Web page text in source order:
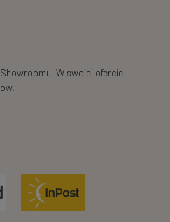
Showroomu. W swojej ofercie